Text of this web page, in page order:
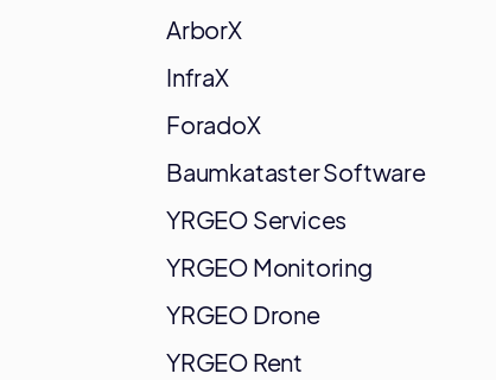
ArborX
InfraX
ForadoX
Baumkataster Software
YRGEO Services
YRGEO Monitoring
YRGEO Drone
YRGEO Rent